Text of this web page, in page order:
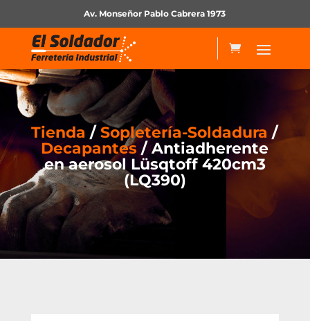
Av. Monseñor Pablo Cabrera 1973
Tienda /Sopletería-Soldadura /
Decapantes/ Antiadherente
en aerosol Lüsqtoff 420cm3
(LQ390)